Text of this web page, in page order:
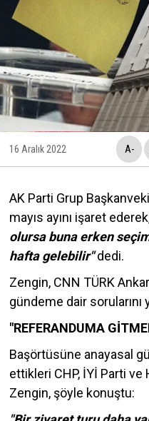
Ünlüler
Yükseliş üst üste 3.
12 maddelik "çerçeve
İzmit Belediyesi'nde
16 Aralık 2022 A-
AK Parti Grup
mayıs ayını işaret
olursa buna erken
hafta gelebilir"dedi.
Zengin, CNN TÜRK
gündeme dair sorularını
"REFERANDUMA
Başörtüsüne anayasal
ettikleri CHP, İYİ Parti ve
Zengin, şöyle konuştu: